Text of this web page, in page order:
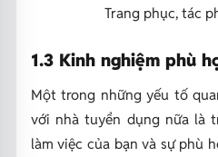
Trang phục, tác
1.3 Kinh nghiệm phù
Một trong những yếu tố
với nhà tuyển dụng nữa là
làm việc của bạn và sự phù